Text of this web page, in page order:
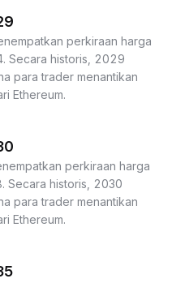
perkiraan harga
Secara historis, 2029
para trader menantikan
Ethereum.
perkiraan harga
Secara historis, 2030
para trader menantikan
Ethereum.